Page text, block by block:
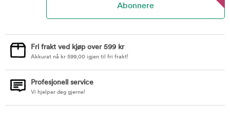
Fri frakt ved kjøp over 599 kr
Akkurat nå kr 599,00 igjen til fri frakt!
Profesjonell service
Vi hjelper deg gjerne!